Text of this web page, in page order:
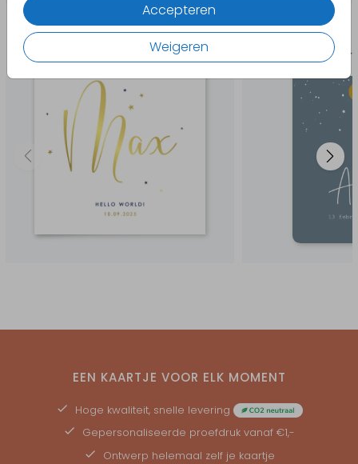
Accepteren
Weigeren
Producten die hierop lijken
Geboortekaartje
EEN KAARTJE VOOR ELK MOMENT
Hoge kwaliteit, snelle levering
Gepersonaliseerde proefdruk vanaf €1,-
Ontwerp helemaal zelf je kaartje